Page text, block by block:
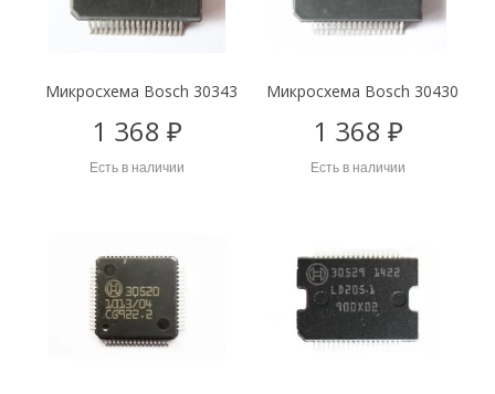
Микросхема Bosch 30343
1 368 ₽
Есть в наличии
Микросхема Bosch 30430
1 368 ₽
Есть в наличии